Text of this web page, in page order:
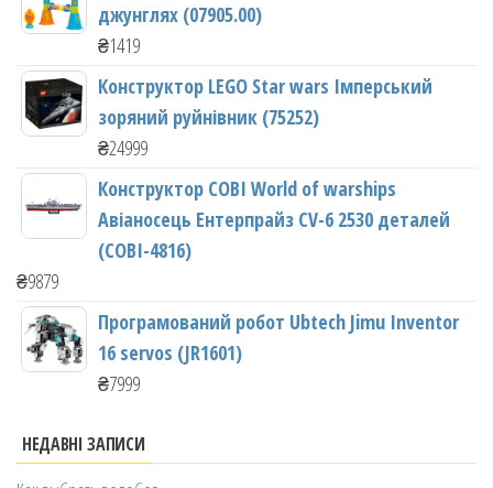
джунглях (07905.00)
₴1419
Конструктор LEGO Star wars Імперський
зоряний руйнівник (75252)
₴24999
Конструктор COBI World of warships
Авіаносець Ентерпрайз CV-6 2530 деталей
(COBI-4816)
₴9879
Програмований робот Ubtech Jimu Inventor
16 servos (JR1601)
₴7999
НЕДАВНІ ЗАПИСИ